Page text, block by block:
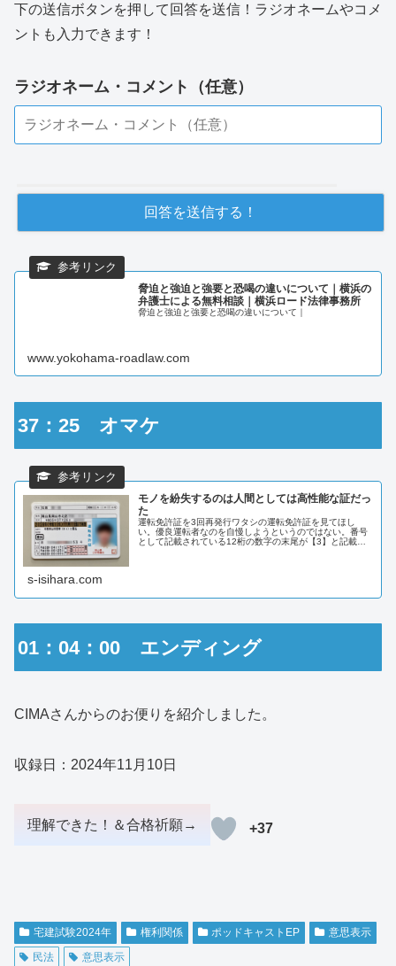
下の送信ボタンを押して回答を送信！ラジオネームやコメ
ントも入力できます！
ラジオネーム・コメント（任意）
脅迫と強迫と強要と恐喝の違いについて｜横浜の
弁護士による無料相談｜横浜ロード法律事務所
脅迫と強迫と強要と恐喝の違いについて｜
www.yokohama-roadlaw.com
37：25 オマケ
モノを紛失するのは人間としては高性能な証だっ
た
運転免許証を3回再発行ワタシの運転免許証を見てほし
い。優良運転者なのを自慢しようというのではない。番号
として記載されている12桁の数字の末尾が【3】と記載さ
s-isihara.com
01：04：00 エンディング
CIMAさんからのお便りを紹介しました。
収録日：2024年11月10日
+37
宅建試験2024年 権利関係 ポッドキャストEP
意思表示
民法
意思表示